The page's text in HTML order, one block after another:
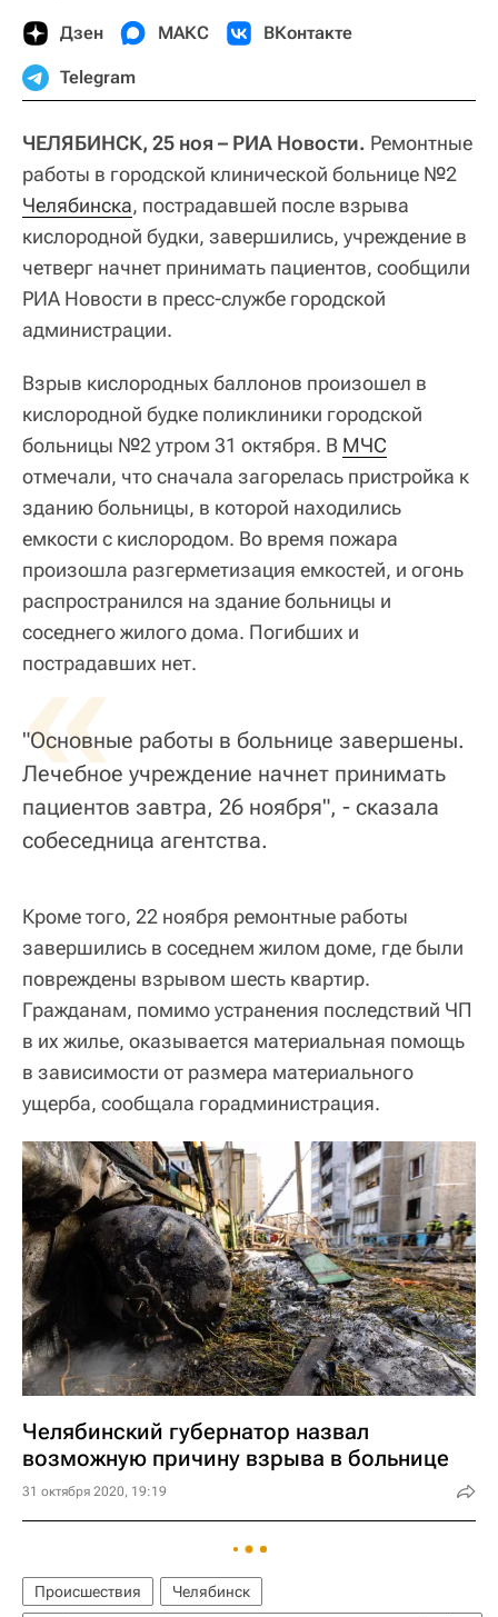
Дзен МАКС ВКонтакте
Telegram
ЧЕЛЯБИНСК, 25 ноя – РИА Новости. Ремонтные
работы в городской клинической больнице №2
Челябинска, пострадавшей после взрыва
кислородной будки, завершились, учреждение в
четверг начнет принимать пациентов, сообщили
РИА Новости в пресс-службе городской
администрации.
Взрыв кислородных баллонов произошел в
кислородной будке поликлиники городской
больницы №2 утром 31 октября. В МЧС
отмечали, что сначала загорелась пристройка к
зданию больницы, в которой находились
емкости с кислородом. Во время пожара
произошла разгерметизация емкостей, и огонь
распространился на здание больницы и
соседнего жилого дома. Погибших и
пострадавших нет.
«
"Основные работы в больнице завершены.
Лечебное учреждение начнет принимать
пациентов завтра, 26 ноября", - сказала
собеседница агентства.
Кроме того, 22 ноября ремонтные работы
завершились в соседнем жилом доме, где были
повреждены взрывом шесть квартир.
Гражданам, помимо устранения последствий ЧП
в их жилье, оказывается материальная помощь
в зависимости от размера материального
ущерба, сообщала горадминистрация.
Челябинский губернатор назвал
возможную причину взрыва в больнице
31 октября 2020, 19:19
Происшествия
Челябинск